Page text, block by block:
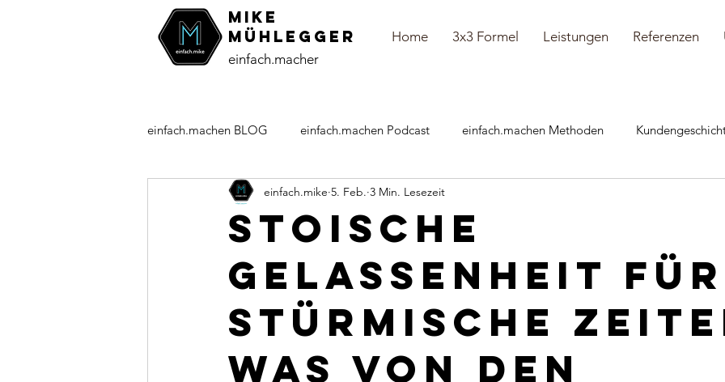
MiKE
Mühlegger
Home 3x3 Formel Leistungen Referenzen
einfach.macher
einfach.machen BLOG einfach.machen Podcast einfach.machen Methoden
einundsechzig-Kolumne Persönliches
Stoische
Gelassenheit für
stürmische
was von den
einfach.mike 5. Feb. 3 Min. Lesezeit